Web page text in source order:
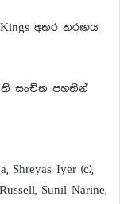
Kings අතර තරඟය
සංචිත පහතින්
Shreyas Iyer (c),
Sunil Narine,